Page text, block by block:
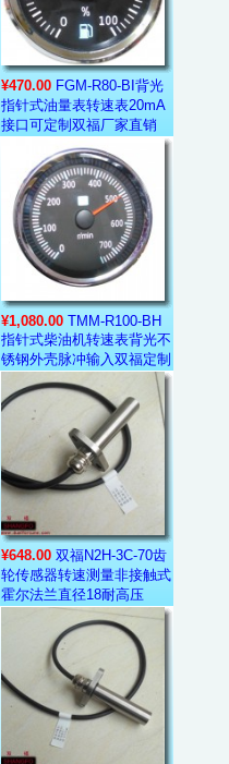
¥470.00 FGM-R80-BI背光
指针式油量表转速表20mA
接口可定制双福厂家直销
¥1,080.00 TMM-R100-BH
指针式柴油机转速表背光不
锈钢外壳脉冲输入双福定制
¥648.00 双福N2H-3C-70齿
轮传感器转速测量非接触式
霍尔法兰直径18耐高压